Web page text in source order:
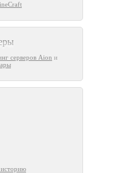
серверов Aion и